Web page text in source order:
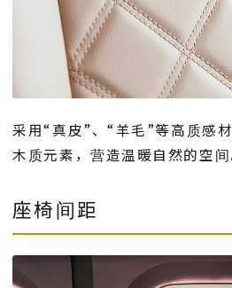
采用“真皮”、“羊毛”等高质感
木质元素，营造温暖自然的空间
座椅间距